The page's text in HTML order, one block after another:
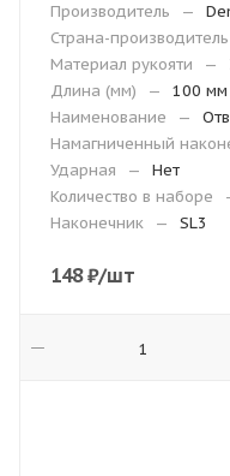
Производитель —
Страна-производитель
Материал рукояти
—
Длина (мм)
—
100 мм
Наименование
—
Намагниченный
Ударная
—
Нет
Количество в наборе
Наконечник
— SL3
148₽/шт